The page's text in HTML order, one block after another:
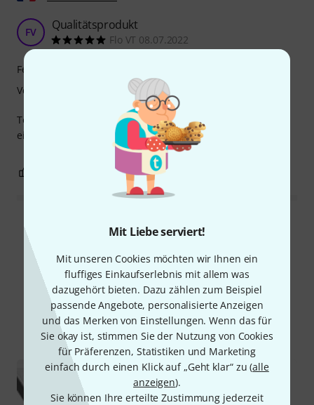
Mit Liebe serviert!
Mit unseren Cookies möchten wir Ihnen ein
fluffiges Einkaufserlebnis mit allem was
dazugehört bieten. Dazu zählen zum Beispiel
passende Angebote, personalisierte Anzeigen
und das Merken von Einstellungen. Wenn das für
Sie okay ist, stimmen Sie der Nutzung von Cookies
für Präferenzen, Statistiken und Marketing
einfach durch einen Klick auf „Geht klar“ zu (alle
anzeigen).
Sie können Ihre erteilte Zustimmung jederzeit
FV Qualitätsprodukt
Flo VT 08.07.2022
Tolles Produkt, Qualität, es ist für uns bei nicht immer
einfachen Außenbedingungen (Schnee) sehr nützlich.
Features
Verarbeitung
BEWERTUNG MELDEN
Alle Bewertungen lesen
Schon gewusst?
Alle Ratgeber